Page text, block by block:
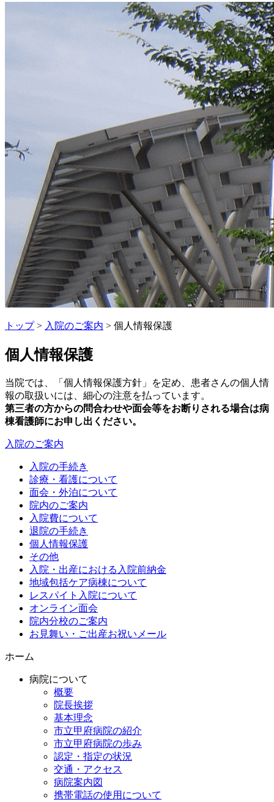
トップ> 入院のご案内 > 個人情報保護
個人情報保護
当院では、「個人情報保護方針」を定め、患者さんの個人情
報の取扱いには、細心の注意を払っています。
第三者の方からの問合わせや面会等をお断りされる場合は病
棟看護師にお申し出ください。
入院のご案内
入院の手続き
診療・看護について
面会・外泊について
院内のご案内
入院費について
退院の手続き
個人情報保護
その他
入院・出産における入院前納金
地域包括ケア病棟について
レスパイト入院について
オンライン面会
院内分校のご案内
お見舞い・ご出産お祝いメール
ホーム
病院について
概要
院長挨拶
基本理念
市立甲府病院の紹介
市立甲府病院の歩み
認定・指定の状況
交通・アクセス
病院案内図
携帯電話の使用について